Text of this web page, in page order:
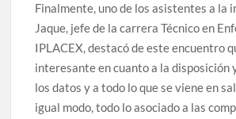
Finalmente, uno de los asistentes a la
Jaque, jefe de la carrera Técnico en
IPLACEX, destacó de este encuentro
interesante en cuanto a la disposición
los datos y a todo lo que se viene en
igual modo, todo lo asociado a las